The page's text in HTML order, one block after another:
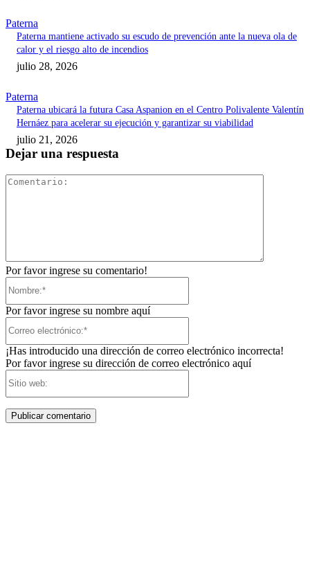
Paterna
Paterna mantiene activado su escudo de prevención ante la nueva ola de
calor y el riesgo alto de incendios
julio 28, 2026
Paterna
Paterna ubicará la futura Casa Aspanion en el Centro Polivalente Valentín
Hernáez para acelerar su ejecución y garantizar su viabilidad
julio 21, 2026
Dejar una respuesta
Por favor ingrese su comentario!
Por favor ingrese su nombre aquí
¡Has introducido una dirección de correo electrónico incorrecta!
Por favor ingrese su dirección de correo electrónico aquí